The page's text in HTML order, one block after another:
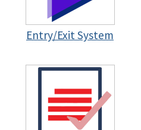
Entry/Exit System